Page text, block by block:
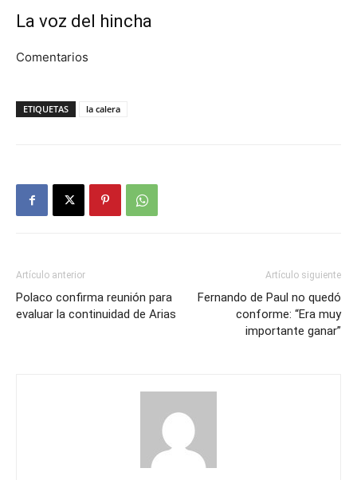
La voz del hincha
Comentarios
ETIQUETAS la calera
Artículo anterior
Polaco confirma reunión para
evaluar la continuidad de Arias
Artículo siguiente
Fernando de Paul no quedó
conforme: “Era muy
importante ganar”